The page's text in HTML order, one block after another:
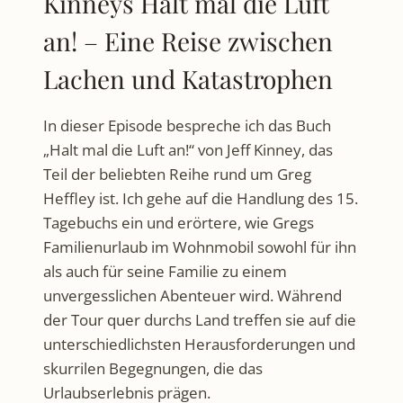
an! – Eine Reise zwischen
Lachen und Katastrophen
In dieser Episode bespreche ich das Buch
„Halt mal die Luft an!“ von Jeff Kinney, das
Teil der beliebten Reihe rund um Greg
Heffley ist. Ich gehe auf die Handlung des 15.
Tagebuchs ein und erörtere, wie Gregs
Familienurlaub im Wohnmobil sowohl für ihn
als auch für seine Familie zu einem
unvergesslichen Abenteuer wird. Während
der Tour quer durchs Land treffen sie auf die
unterschiedlichsten Herausforderungen und
skurrilen Begegnungen, die das
Urlaubserlebnis prägen.